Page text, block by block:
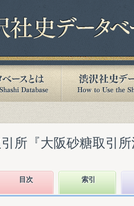
所『大阪砂糖取引
目次 索引